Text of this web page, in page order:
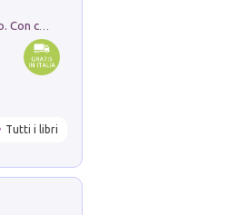
Tutti i libri